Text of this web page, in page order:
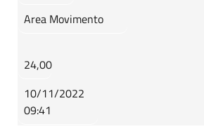
Area Movimento
24,00
10/11/2022
09:41